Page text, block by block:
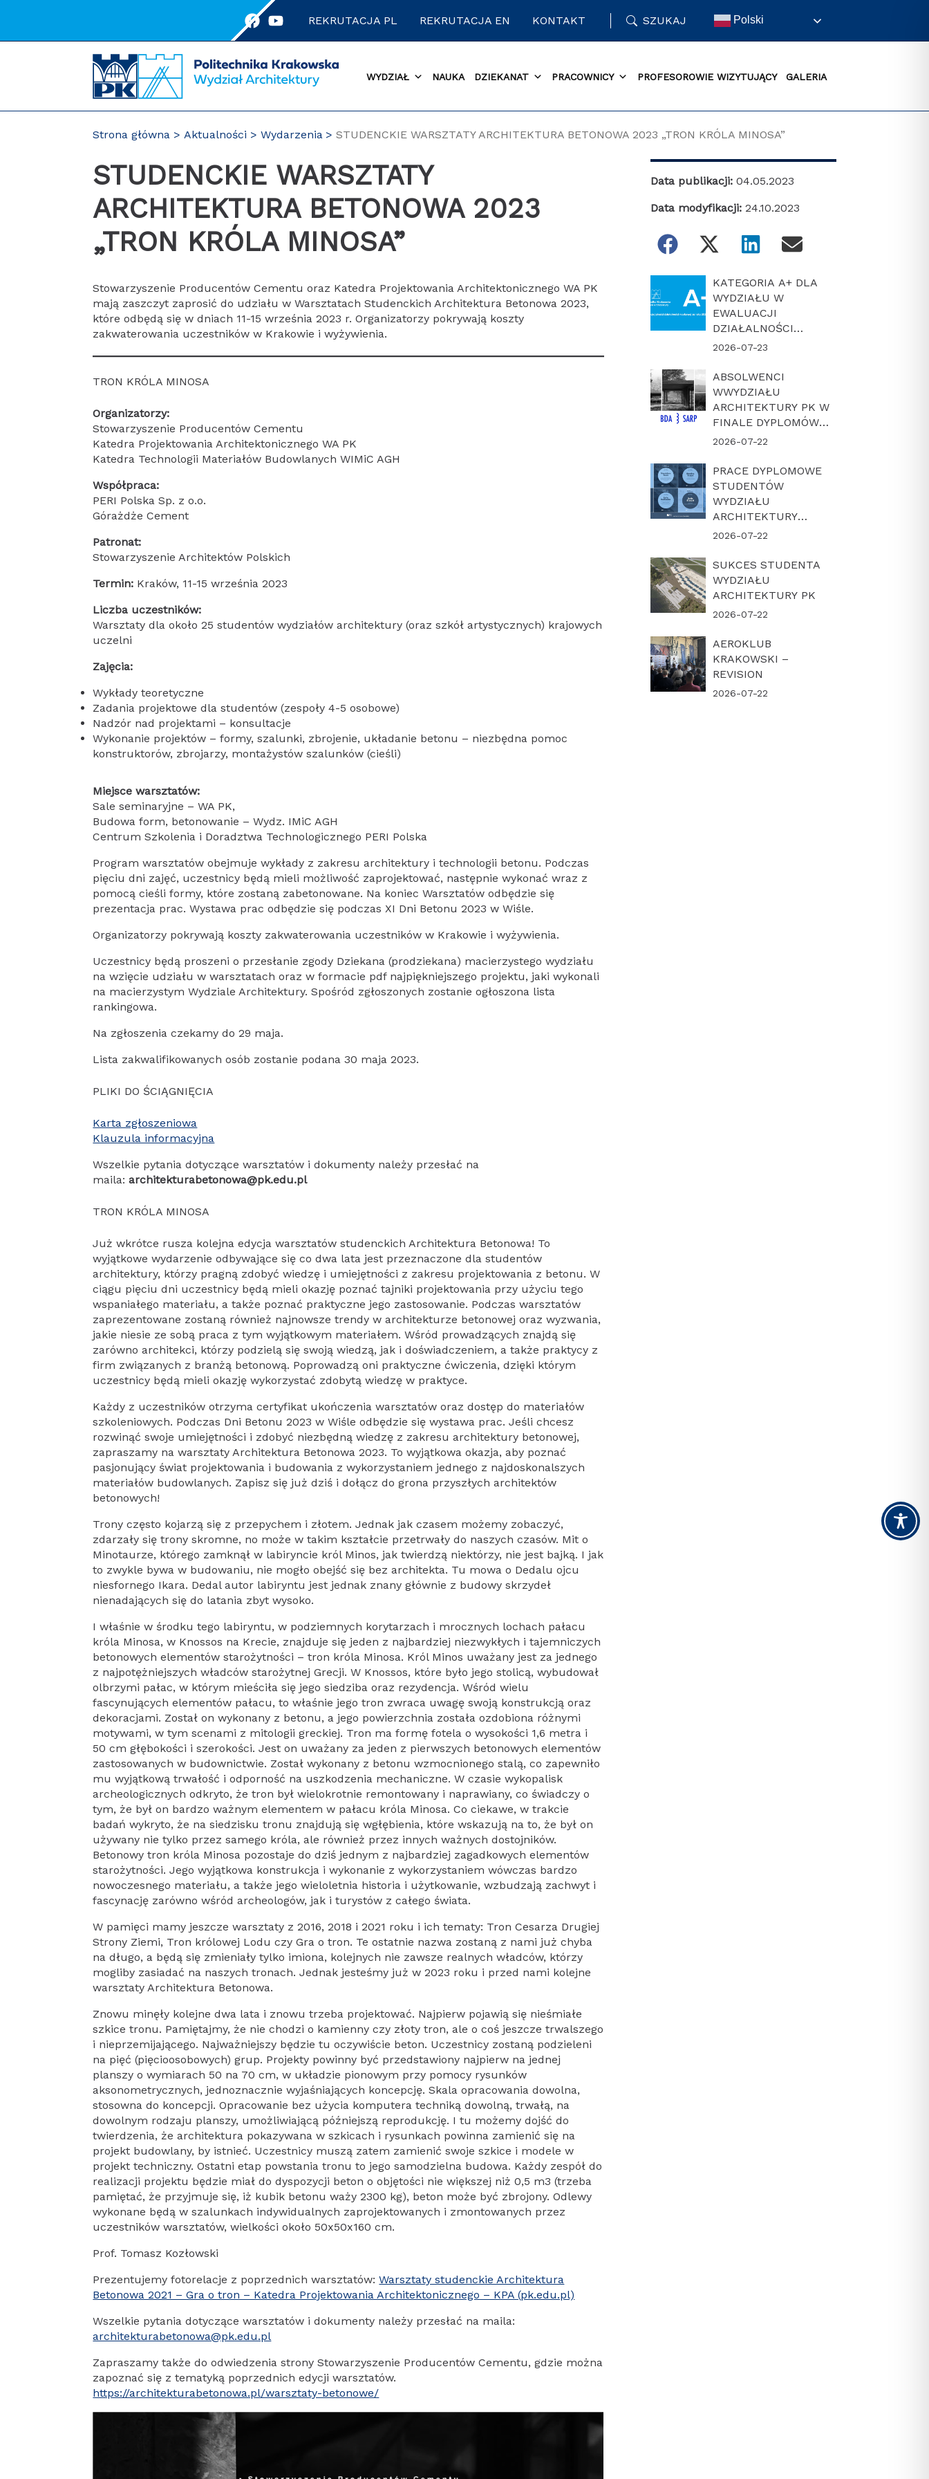
REKRUTACJA PL REKRUTACJA EN KONTAKT SZUKAJ Polski
WYDZIAŁ NAUKA DZIEKANAT PRACOWNICY PROFESOROWIE WIZYTUJĄCY GALERIA
Strona główna Aktualności Wydarzenia STUDENCKIE WARSZTATY ARCHITEKTURA BETONOWA 2023 „TRON KRÓLA MINOSA”
STUDENCKIE WARSZTATY
ARCHITEKTURA BETONOWA 2023
„TRON KRÓLA MINOSA”
Stowarzyszenie Producentów Cementu oraz Katedra Projektowania Architektonicznego WA PK
mają zaszczyt zaprosić do udziału w Warsztatach Studenckich Architektura Betonowa 2023,
które odbędą się w dniach 11-15 września 2023 r. Organizatorzy pokrywają koszty
zakwaterowania uczestników w Krakowie i wyżywienia.
TRON KRÓLA MINOSA
Organizatorzy:
Stowarzyszenie Producentów Cementu
Katedra Projektowania Architektonicznego WA PK
Katedra Technologii Materiałów Budowlanych WIMiC AGH
Współpraca:
PERI Polska Sp. z o.o.
Górażdże Cement
Patronat:
Stowarzyszenie Architektów Polskich
Termin: Kraków, 11-15 września 2023
Liczba uczestników:
Warsztaty dla około 25 studentów wydziałów architektury (oraz szkół artystycznych) krajowych
uczelni
Zajęcia:
Wykłady teoretyczne
Zadania projektowe dla studentów (zespoły 4-5 osobowe)
Nadzór nad projektami – konsultacje
Wykonanie projektów – formy, szalunki, zbrojenie, układanie betonu – niezbędna pomoc
konstruktorów, zbrojarzy, montażystów szalunków (cieśli)
Miejsce warsztatów:
Sale seminaryjne – WA PK,
Budowa form, betonowanie – Wydz. IMiC AGH
Centrum Szkolenia i Doradztwa Technologicznego PERI Polska
Program warsztatów obejmuje wykłady z zakresu architektury i technologii betonu. Podczas
pięciu dni zajęć, uczestnicy będą mieli możliwość zaprojektować, następnie wykonać wraz z
pomocą cieśli formy, które zostaną zabetonowane. Na koniec Warsztatów odbędzie się
prezentacja prac. Wystawa prac odbędzie się podczas XI Dni Betonu 2023 w Wiśle.
Organizatorzy pokrywają koszty zakwaterowania uczestników w Krakowie i wyżywienia.
Uczestnicy będą proszeni o przesłanie zgody Dziekana (prodziekana) macierzystego wydziału
na wzięcie udziału w warsztatach oraz w formacie pdf najpiękniejszego projektu, jaki wykonali
na macierzystym Wydziale Architektury. Spośród zgłoszonych zostanie ogłoszona lista
rankingowa.
Na zgłoszenia czekamy do 29 maja.
Lista zakwalifikowanych osób zostanie podana 30 maja 2023.
PLIKI DO ŚCIĄGNIĘCIA
Karta zgłoszeniowa
Klauzula informacyjna
Wszelkie pytania dotyczące warsztatów i dokumenty należy przesłać na
maila:architekturabetonowa@pk.edu.pl
TRON KRÓLA MINOSA
Już wkrótce rusza kolejna edycja warsztatów studenckich Architektura Betonowa! To
wyjątkowe wydarzenie odbywające się co dwa lata jest przeznaczone dla studentów
architektury, którzy pragną zdobyć wiedzę i umiejętności z zakresu projektowania z betonu. W
ciągu pięciu dni uczestnicy będą mieli okazję poznać tajniki projektowania przy użyciu tego
wspaniałego materiału, a także poznać praktyczne jego zastosowanie. Podczas warsztatów
zaprezentowane zostaną również najnowsze trendy w architekturze betonowej oraz wyzwania,
jakie niesie ze sobą praca z tym wyjątkowym materiałem. Wśród prowadzących znajdą się
zarówno architekci, którzy podzielą się swoją wiedzą, jak i doświadczeniem, a także praktycy z
firm związanych z branżą betonową. Poprowadzą oni praktyczne ćwiczenia, dzięki którym
uczestnicy będą mieli okazję wykorzystać zdobytą wiedzę w praktyce.
Każdy z uczestników otrzyma certyfikat ukończenia warsztatów oraz dostęp do materiałów
szkoleniowych. Podczas Dni Betonu 2023 w Wiśle odbędzie się wystawa prac. Jeśli chcesz
rozwinąć swoje umiejętności i zdobyć niezbędną wiedzę z zakresu architektury betonowej,
zapraszamy na warsztaty Architektura Betonowa 2023. To wyjątkowa okazja, aby poznać
pasjonujący świat projektowania i budowania z wykorzystaniem jednego z najdoskonalszych
materiałów budowlanych. Zapisz się już dziś i dołącz do grona przyszłych architektów
betonowych!
Trony często kojarzą się z przepychem i złotem. Jednak jak czasem możemy zobaczyć,
zdarzały się trony skromne, no może w takim kształcie przetrwały do naszych czasów. Mit o
Minotaurze, którego zamknął w labiryncie król Minos, jak twierdzą niektórzy, nie jest bajką. I jak
to zwykle bywa w budowaniu, nie mogło obejść się bez architekta. Tu mowa o Dedalu ojcu
niesfornego Ikara. Dedal autor labiryntu jest jednak znany głównie z budowy skrzydeł
nienadających się do latania zbyt wysoko.
I właśnie w środku tego labiryntu, w podziemnych korytarzach i mrocznych lochach pałacu
króla Minosa, w Knossos na Krecie, znajduje się jeden z najbardziej niezwykłych i tajemniczych
betonowych elementów starożytności – tron króla Minosa. Król Minos uważany jest za jednego
z najpotężniejszych władców starożytnej Grecji. W Knossos, które było jego stolicą, wybudował
olbrzymi pałac, w którym mieściła się jego siedziba oraz rezydencja. Wśród wielu
fascynujących elementów pałacu, to właśnie jego tron zwraca uwagę swoją konstrukcją oraz
dekoracjami. Został on wykonany z betonu, a jego powierzchnia została ozdobiona różnymi
motywami, w tym scenami z mitologii greckiej. Tron ma formę fotela o wysokości 1,6 metra i
50 cm głębokości i szerokości. Jest on uważany za jeden z pierwszych betonowych elementów
zastosowanych w budownictwie. Został wykonany z betonu wzmocnionego stalą, co zapewniło
mu wyjątkową trwałość i odporność na uszkodzenia mechaniczne. W czasie wykopalisk
archeologicznych odkryto, że tron był wielokrotnie remontowany i naprawiany, co świadczy o
tym, że był on bardzo ważnym elementem w pałacu króla Minosa. Co ciekawe, w trakcie
badań wykryto, że na siedzisku tronu znajdują się wgłębienia, które wskazują na to, że był on
używany nie tylko przez samego króla, ale również przez innych ważnych dostojników.
Betonowy tron króla Minosa pozostaje do dziś jednym z najbardziej zagadkowych elementów
starożytności. Jego wyjątkowa konstrukcja i wykonanie z wykorzystaniem wówczas bardzo
nowoczesnego materiału, a także jego wieloletnia historia i użytkowanie, wzbudzają zachwyt i
fascynację zarówno wśród archeologów, jak i turystów z całego świata.
W pamięci mamy jeszcze warsztaty z 2016, 2018 i 2021 roku i ich tematy: Tron Cesarza Drugiej
Strony Ziemi, Tron królowej Lodu czy Gra o tron. Te ostatnie nazwa zostaną z nami już chyba
na długo, a będą się zmieniały tylko imiona, kolejnych nie zawsze realnych władców, którzy
mogliby zasiadać na naszych tronach. Jednak jesteśmy już w 2023 roku i przed nami kolejne
warsztaty Architektura Betonowa.
Znowu minęły kolejne dwa lata i znowu trzeba projektować. Najpierw pojawią się nieśmiałe
szkice tronu. Pamiętajmy, że nie chodzi o kamienny czy złoty tron, ale o coś jeszcze trwalszego
i nieprzemijającego. Najważniejszy będzie tu oczywiście beton. Uczestnicy zostaną podzieleni
na pięć (pięcioosobowych) grup. Projekty powinny być przedstawiony najpierw na jednej
planszy o wymiarach 50 na 70 cm, w układzie pionowym przy pomocy rysunków
aksonometrycznych, jednoznacznie wyjaśniających koncepcję. Skala opracowania dowolna,
stosowna do koncepcji. Opracowanie bez użycia komputera techniką dowolną, trwałą, na
dowolnym rodzaju planszy, umożliwiającą późniejszą reprodukcję. I tu możemy dojść do
twierdzenia, że architektura pokazywana w szkicach i rysunkach powinna zamienić się na
projekt budowlany, by istnieć. Uczestnicy muszą zatem zamienić swoje szkice i modele w
projekt techniczny. Ostatni etap powstania tronu to jego samodzielna budowa. Każdy zespół do
realizacji projektu będzie miał do dyspozycji beton o objętości nie większej niż 0,5 m3 (trzeba
pamiętać, że przyjmuje się, iż kubik betonu waży 2300 kg), beton może być zbrojony. Odlewy
wykonane będą w szalunkach indywidualnych zaprojektowanych i zmontowanych przez
uczestników warsztatów, wielkości około 50x50x160 cm.
Prof. Tomasz Kozłowski
Prezentujemy fotorelacje z poprzednich warsztatów:Warsztaty studenckie Architektura
Betonowa 2021 – Gra o tron – Katedra Projektowania Architektonicznego – KPA (pk.edu.pl)
Wszelkie pytania dotyczące warsztatów i dokumenty należy przesłać na maila:
architekturabetonowa@pk.edu.pl
Zapraszamy także do odwiedzenia strony Stowarzyszenie Producentów Cementu, gdzie można
zapoznać się z tematyką poprzednich edycji warsztatów.
https://architekturabetonowa.pl/warsztaty-betonowe/
Data publikacji: 04.05.2023
Data modyfikacji: 24.10.2023
KATEGORIA A+ DLA
WYDZIAŁU W
EWALUACJI
DZIAŁALNOŚCI
NAUKOWEJ W
2026-07-23
ABSOLWENCI
WWYDZIAŁU
ARCHITEKTURY PK W
FINALE DYPLOMÓW
ROKU BDA-SARP 2026
2026-07-22
PRACE DYPLOMOWE
STUDENTÓW
WYDZIAŁU
ARCHITEKTURY
POLITECHNIKI
FINALE KONKURSU
„DYPLOM Z
ARCHICADEM 2026”
2026-07-22
SUKCES STUDENTA
WYDZIAŁU
ARCHITEKTURY PK
2026-07-22
AEROKLUB
KRAKOWSKI –
REVISION
2026-07-22